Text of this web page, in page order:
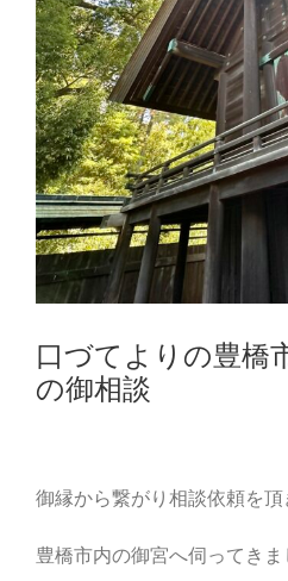
口づてよりの豊橋
の御相談
御縁から繋がり相談依頼を頂
豊橋市内の御宮へ伺ってきま